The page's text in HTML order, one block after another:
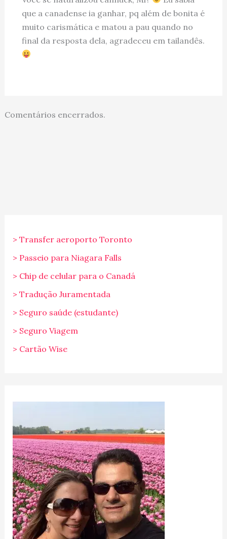
que a canadense ia ganhar, pq além de bonita é
muito carismática e matou a pau quando no
final da resposta dela, agradeceu em tailandês.
Comentários encerrados.
> Transfer aeroporto Toronto
> Passeio para Niagara Falls
> Chip de celular para o Canadá
> Tradução Juramentada
> Seguro saúde (estudante)
> Seguro Viagem
> Cartão Wise